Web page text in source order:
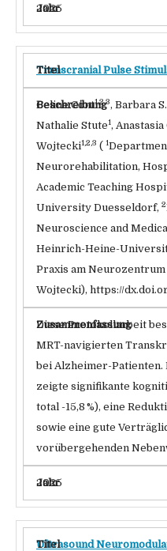
2025
Transcranial Pulse
Celine Cont1,2,3, Barbara
Nathalie Stute1, Anastasia
Wojtecki1,2,3 ( 1
Neurorehabilitation,
Academic Teaching
University Duesseldorf, 2
Neuroscience and
Heinrich-Heine-
Praxis am Neurozentrum
Wojtecki), https://
Diese Protokollarbeit
MRT-navigierten
bei Alzheimer-
zeigte signifikante
total -15,8 %), eine
sowie eine gute
vorübergehenden
2025
Ultrasound